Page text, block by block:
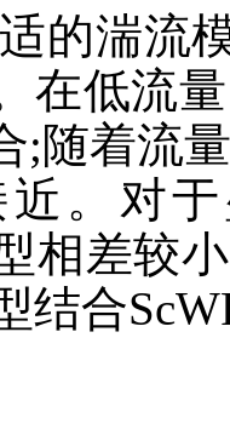
的湍流
在低流
;随着流
。对
相差较
结合